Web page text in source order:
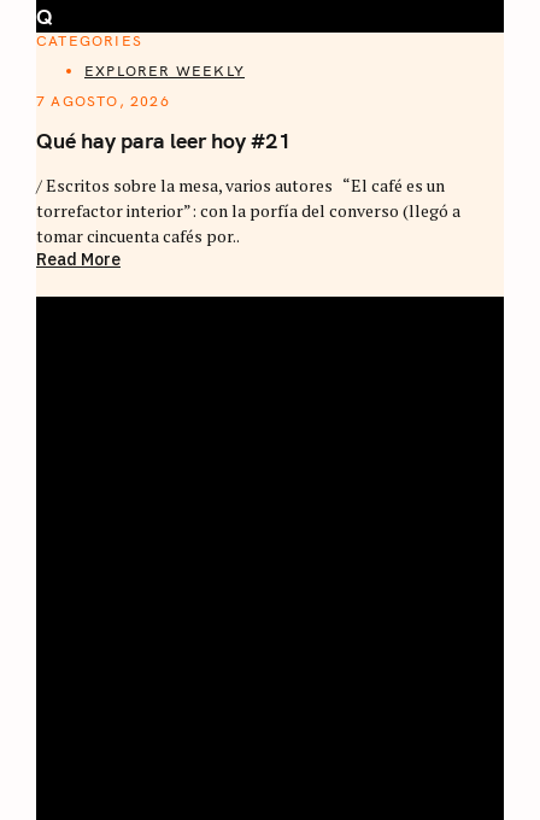
Q
CATEGORIES
EXPLORER WEEKLY
7 AGOSTO, 2026
Qué hay para leer hoy #21
/ Escritos sobre la mesa, varios autores “El café es un
torrefactor interior”: con la porfía del converso (llegó a
tomar cincuenta cafés por..
Read More